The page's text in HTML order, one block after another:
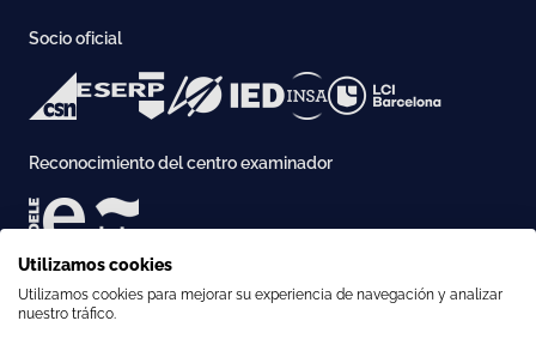
Socio oficial
Reconocimiento del centro examinador
Acreditación
Utilizamos cookies
Utilizamos cookies para mejorar su experiencia de navegación y analizar
nuestro tráfico.